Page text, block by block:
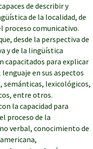
de describir y
de la localidad, de
proceso comunicativo.
desde la perspectiva de
y de la lingüística
capacitados para explicar
en sus aspectos
lexicológicos,
entre otros.
la capacidad para
proceso de la
verbal, conocimiento de